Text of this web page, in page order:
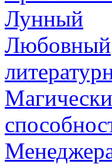
Лунный
Любовный